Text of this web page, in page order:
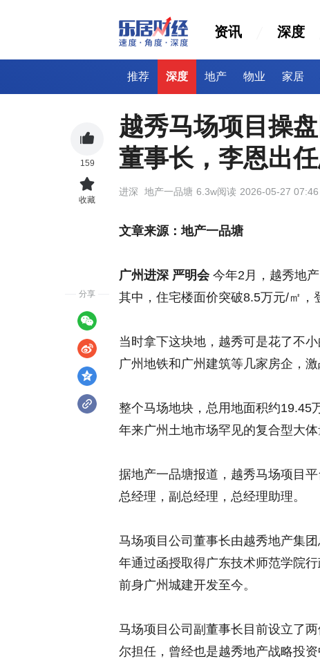
资讯 深度
推荐 深度 地产 物业 家居
越秀马场项目操
董事长，李恩出
进深 地产一品塘 6.3w阅读 2026-05-27 07:46
文章来源：地产一品塘
广州进深 严明会 今年2月，越秀地
其中，住宅楼面价突破8.5万元/㎡，
当时拿下这块地，越秀可是花了不
广州地铁和广州建筑等几家房企，
整个马场地块，总用地面积约19.45
年来广州土地市场罕见的复合型大体
据地产一品塘报道，越秀马场项目
总经理，副总经理，总经理助理。
马场项目公司董事长由越秀地产集
年通过函授取得广东技术师范学院
前身广州城建开发至今。
马场项目公司副董事长目前设立了
尔担任，曾经也是越秀地产战略投
159
收藏
分享